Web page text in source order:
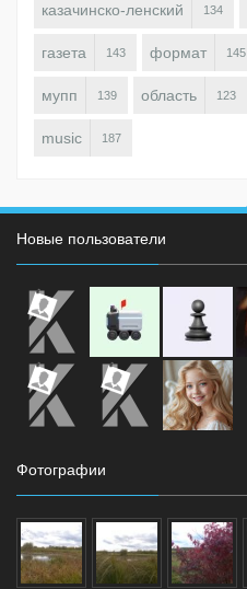
казачинско-ленский 134
газета 143 формат 145
мупп 139 область 123
music 187
Новые пользователи
Фотографии